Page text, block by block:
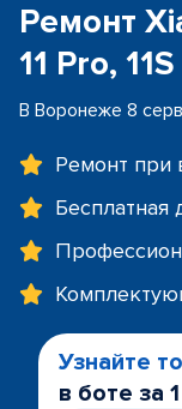
Ремонт
11 Pro,
В Воронеже 8
Ремонт при
Бесплатная
Узнайте
в боте за